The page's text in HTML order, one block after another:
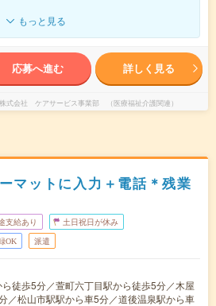
もっと見る
応募へ進む 詳しく見る
式会社 ケアサービス事業部 （医療福祉介護関連）
マットに入力＋電話＊残業
支給あり 土日祝日が休み
OK 派遣
徒歩5分／萱町六丁目駅から徒歩5分／木屋
／松山市駅駅から車5分／道後温泉駅から車